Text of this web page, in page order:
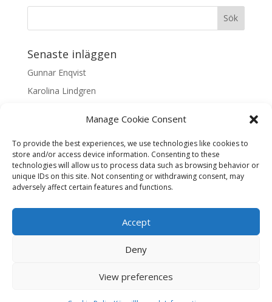
Manage Cookie Consent
To provide the best experiences, we use technologies like cookies to
store and/or access device information. Consenting to these
technologies will allow us to process data such as browsing behavior or
unique IDs on this site. Not consenting or withdrawing consent, may
adversely affect certain features and functions.
Accept
Deny
View preferences
Senaste inläggen
Gunnar Enqvist
Karolina Lindgren
Samaneh Shabani Åhrling
Textarkiv
Textarkiv
Liljas Konst & Ram, Tjärhovsgatan 5, Skellefteå, Öppet